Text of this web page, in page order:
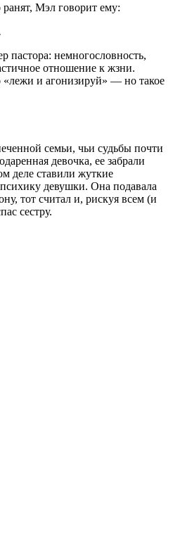
ранят, Мэл говорит ему:
пастора: немногословность,
отношение к жзни.
и агонизируй» — но такое
семьи, чьи судьбы почти
девочка, ее забрали
деле ставили жуткие
девушки. Она подавала
тот считал и, рискуя всем (и
сестру.